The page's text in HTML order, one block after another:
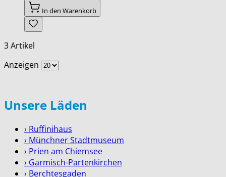
In den Warenkorb
3Artikel
Anzeigen
Unsere Läden
› Ruffinihaus
› Münchner Stadtmuseum
› Prien am Chiemsee
› Garmisch-Partenkirchen
› Berchtesgaden